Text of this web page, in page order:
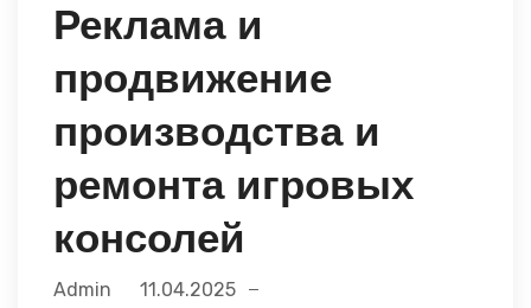
Реклама и
продвижение
производства и
ремонта игровых
консолей
Admin 11.04.2025